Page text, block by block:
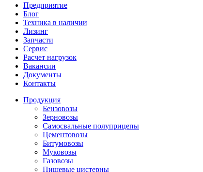
Предприятие
Блог
Техника в наличии
Лизинг
Запчасти
Сервис
Расчет нагрузок
Вакансии
Документы
Контакты
Продукция
Бензовозы
Зерновозы
Самосвальные полуприцепы
Цементовозы
Битумовозы
Муковозы
Газовозы
Пищевые цистерны